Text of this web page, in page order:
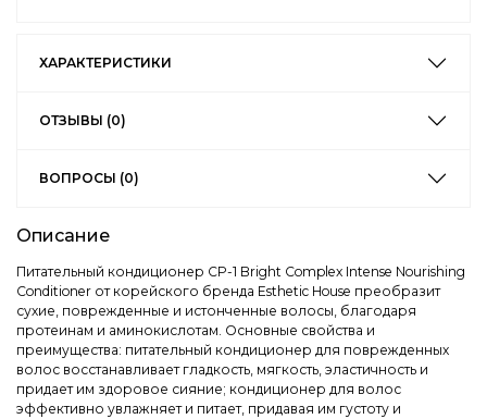
ХАРАКТЕРИСТИКИ
ОТЗЫВЫ (0)
ВОПРОСЫ (0)
Описание
Питательный кондиционер CP-1 Bright Complex Intense Nourishing
Conditioner от корейского бренда Esthetic House преобразит
сухие, поврежденные и истонченные волосы, благодаря
протеинам и аминокислотам. Основные свойства и
преимущества: питательный кондиционер для поврежденных
волос восстанавливает гладкость, мягкость, эластичность и
придает им здоровое сияние; кондиционер для волос
эффективно увлажняет и питает, придавая им густоту и